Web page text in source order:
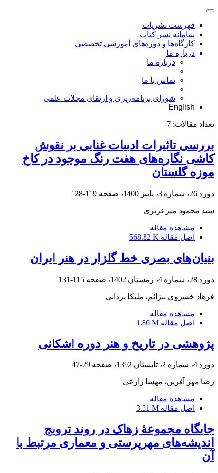
فهرست نشریات
سامانه نشر کتاب
کارگاه‌ها و دوره‌های آموزشی تخصصی
درباره ما
درباره ما
تماس با ما
شورای برنامه‌ریزی و ارتقای مجلات علمی
English
تعداد مقالات: 7
بررسی تاثیرات ادبیات غنایی بر نقوش
کاشی نگاره‌های هفت رنگ موجود در کاخ
موزه گلستان
دوره 26، شماره 3، پاییز 1400، صفحه 119-128
سید محمود میرعزیزی
مشاهده مقاله
اصل مقاله 568.82 K
بنیان‌های بصری خط گلزار در هنر ایران
دوره 28، شماره 4، زمستان 1402، صفحه 115-131
فرهاد خسروی بیژائم، ملیکا یزدانی
مشاهده مقاله
اصل مقاله 1.86 M
پژوهشی در تاریخ و هنر دوره اشکانی
دوره 4، شماره 2، تابستان 1392، صفحه 29-47
رضا مهر آفرین، مهسا زارعی
مشاهده مقاله
اصل مقاله 3.31 M
جایگاه مجموعۀ زهاک در روند ترویج
اندیشه‌های مهرپرستی و معماری مرتبط با
آن